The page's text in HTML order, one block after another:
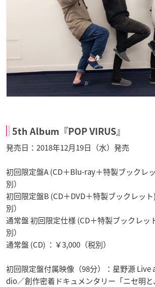
5th Album『POP VIRUS』
発売日：2018年12月19日（水）発売
初回限定盤A (CD＋Blu-ray＋特製ブックレ
別）
初回限定盤B (CD＋DVD＋特製ブックレッ
別）
通常盤 初回限定仕様 (CD＋特製ブックレッ
別）
通常盤 (CD) ：￥3,000（税別）
初回限定盤付属映像（98分）：星野源 Live
dio／創作密着ドキュメンタリー「ニセ明